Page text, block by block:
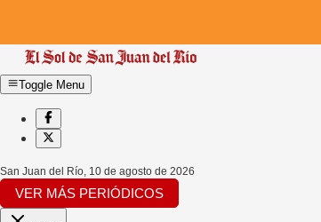
Toggle Menu
San Juan del Río, 10 de agosto de 2026
VER MÁS PERIÓDICOS